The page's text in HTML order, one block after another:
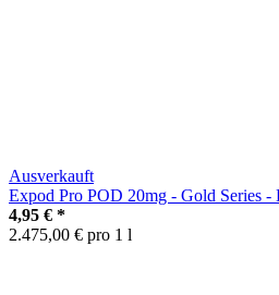
Ausverkauft
Expod Pro POD 20mg - Gold Series -
4,95 € *
2.475,00 € pro 1 l